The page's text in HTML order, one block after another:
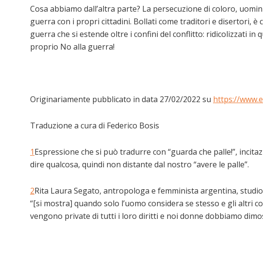
Cosa abbiamo dall’altra parte? La persecuzione di coloro,
guerra con i propri cittadini. Bollati come traditori e disertori, è
guerra che si estende oltre i confini del conflitto: ridicolizzati
proprio No alla guerra!
Originariamente pubblicato in data 27/02/2022 su https://
Traduzione a cura di Federico Bosis
1Espressione che si può tradurre con “guarda che palle!”,
dire qualcosa, quindi non distante dal nostro “avere le palle”.
2Rita Laura Segato, antropologa e femminista argentina,
“[si mostra] quando solo l’uomo considera se stesso e gli altri
vengono private di tutti i loro diritti e noi donne dobbiamo